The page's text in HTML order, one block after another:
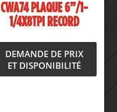
CWA74 PLAQUE 6”/1-
1/4X8TPI RECORD
DEMANDE DE PRIX
ET DISPONIBILITÉ